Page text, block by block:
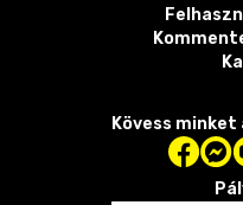
Kövess minket